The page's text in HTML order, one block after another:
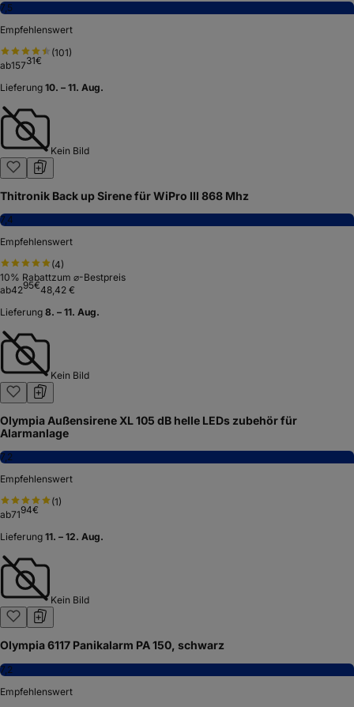
7,5
Empfehlenswert
(101)
ab15731€
Lieferung 10. – 11. Aug.
Kein Bild
Thitronik Back up Sirene für WiPro III 868 Mhz
7,4
Empfehlenswert
(4)
10% Rabattzum ⌀-Bestpreis
ab4295€48,42 €
Lieferung 8. – 11. Aug.
Kein Bild
Olympia Außensirene XL 105 dB helle LEDs zubehör für
Alarmanlage
7,2
Empfehlenswert
(1)
ab7194€
Lieferung 11. – 12. Aug.
Kein Bild
Olympia 6117 Panikalarm PA 150, schwarz
7,2
Empfehlenswert